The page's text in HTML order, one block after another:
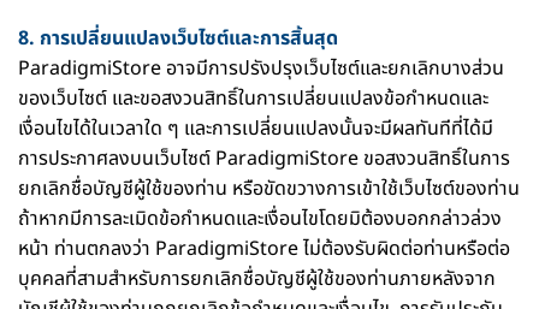
8. การเปลี่ยนแปลงเว็บไซต์และการสิ้นสุด
ParadigmiStore อาจมีการปรังปรุงเว็บไซต์และยกเลิกบางส่วน
ของเว็บไซต์ และขอสงวนสิทธิ์ในการเปลี่ยนแปลงข้อกำหนดและ
เงื่อนไขได้ในเวลาใด ๆ และการเปลี่ยนแปลงนั้นจะมีผลทันทีที่ได้มี
การประกาศลงบนเว็บไซต์ ParadigmiStore ขอสงวนสิทธิ์ในการ
ยกเลิกชื่อบัญชีผู้ใช้ของท่าน หรือขัดขวางการเข้าใช้เว็บไซต์ของท่าน
ถ้าหากมีการละเมิดข้อกำหนดและเงื่อนไขโดยมิต้องบอกกล่าวล่วง
หน้า ท่านตกลงว่า ParadigmiStore ไม่ต้องรับผิดต่อท่านหรือต่อ
บุคคลที่สามสำหรับการยกเลิกชื่อบัญชีผู้ใช้ของท่านภายหลังจาก